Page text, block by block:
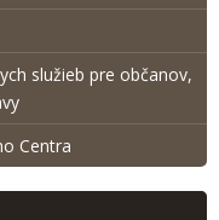
služieb pre občanov,
Centra